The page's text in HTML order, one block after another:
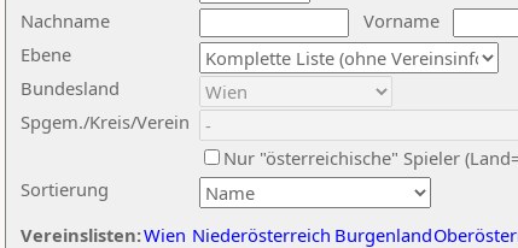
Nachname
Vorname
Ebene
Sortierung
Bundesland
Spgem./Kreis/Verein
Nur "österreichische" Spieler
Vereinslisten:Wien Niederösterreich Burgenland